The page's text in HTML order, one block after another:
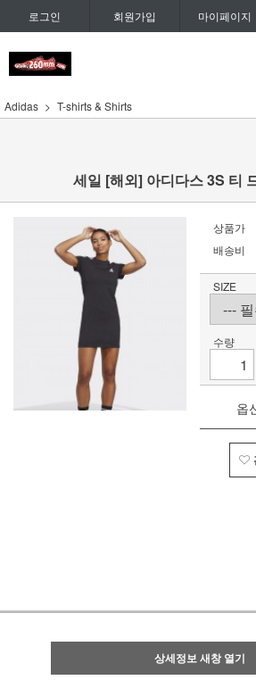
로그인 회원가입 마이페이지
Adidas T-shirts & Shirts
세일 [해외] 아디다스 3S 티
상품가
배송비
SIZE
수량
옵
상세정보 새창 열기